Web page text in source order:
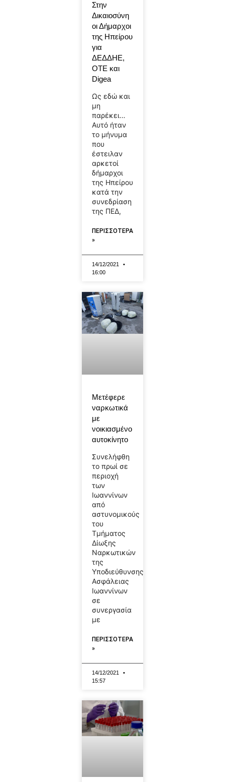
Στην
Δικαιοσύνη
οι Δήμαρχοι
της Ηπείρου
για
ΔΕΔΔΗΕ,
ΟΤΕ και
Digea
Ως εδώ και
μη
παρέκει…
Αυτό ήταν
το μήνυμα
που
έστειλαν
αρκετοί
δήμαρχοι
της Ηπείρου
κατά την
συνεδρίαση
της ΠΕΔ,
ΠΕΡΙΣΣΟΤΕΡΑ
»
14/12/2021
16:00
Μετέφερε
ναρκωτικά
με
νοικιασμένο
αυτοκίνητο
Συνελήφθη
το πρωί σε
περιοχή
των
Ιωαννίνων
από
αστυνομικούς
του
Τμήματος
Δίωξης
Ναρκωτικών
της
Υποδιεύθυνσης
Ασφάλειας
Ιωαννίνων
σε
συνεργασία
με
ΠΕΡΙΣΣΟΤΕΡΑ
»
14/12/2021
15:57